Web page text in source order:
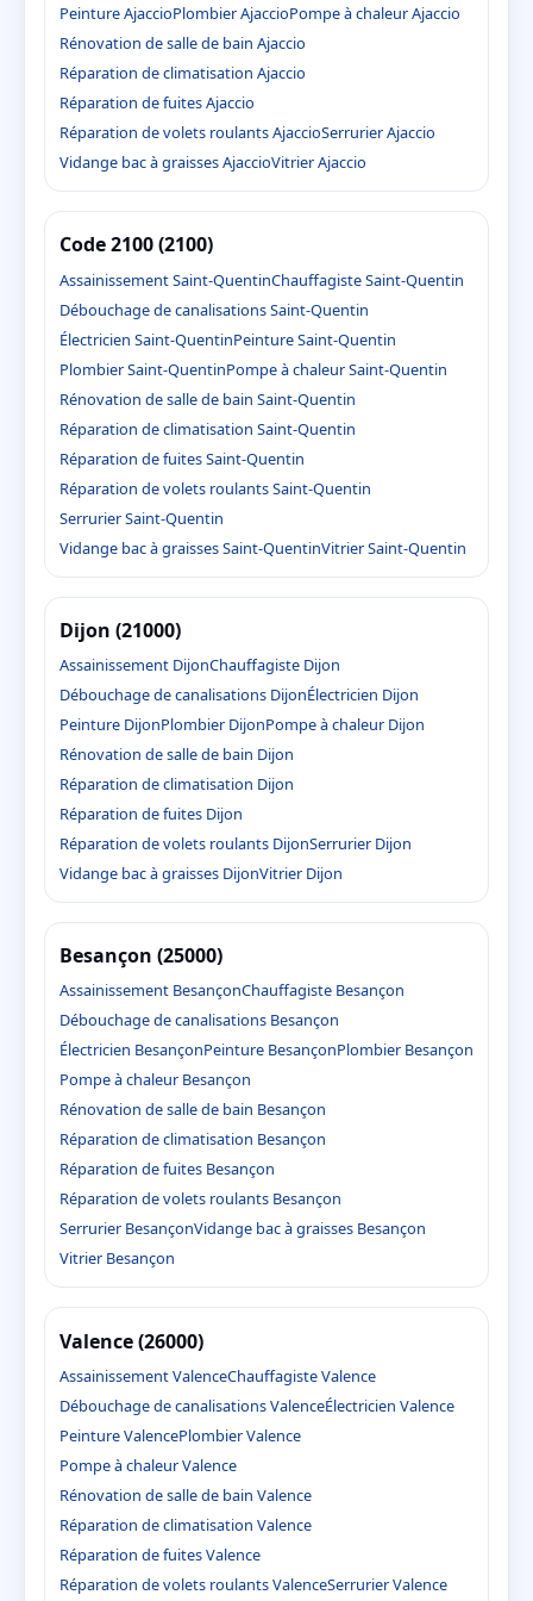
Peinture AjaccioPlombier AjaccioPompe à chaleur Ajaccio
Rénovation de salle de bain Ajaccio
Réparation de climatisation Ajaccio
Réparation de fuites Ajaccio
Réparation de volets roulants AjaccioSerrurier Ajaccio
Vidange bac à graisses AjaccioVitrier Ajaccio
Code 2100 (2100)
Assainissement Saint-QuentinChauffagiste Saint-Quentin
Débouchage de canalisations Saint-Quentin
Électricien Saint-QuentinPeinture Saint-Quentin
Plombier Saint-QuentinPompe à chaleur Saint-Quentin
Rénovation de salle de bain Saint-Quentin
Réparation de climatisation Saint-Quentin
Réparation de fuites Saint-Quentin
Réparation de volets roulants Saint-Quentin
Serrurier Saint-Quentin
Vidange bac à graisses Saint-QuentinVitrier Saint-Quentin
Dijon (21000)
Assainissement DijonChauffagiste Dijon
Débouchage de canalisations DijonÉlectricien Dijon
Peinture DijonPlombier DijonPompe à chaleur Dijon
Rénovation de salle de bain Dijon
Réparation de climatisation Dijon
Réparation de fuites Dijon
Réparation de volets roulants DijonSerrurier Dijon
Vidange bac à graisses DijonVitrier Dijon
Besançon (25000)
Assainissement BesançonChauffagiste Besançon
Débouchage de canalisations Besançon
Électricien BesançonPeinture BesançonPlombier Besançon
Pompe à chaleur Besançon
Rénovation de salle de bain Besançon
Réparation de climatisation Besançon
Réparation de fuites Besançon
Réparation de volets roulants Besançon
Serrurier BesançonVidange bac à graisses Besançon
Vitrier Besançon
Valence (26000)
Assainissement ValenceChauffagiste Valence
Débouchage de canalisations ValenceÉlectricien Valence
Peinture ValencePlombier Valence
Pompe à chaleur Valence
Rénovation de salle de bain Valence
Réparation de climatisation Valence
Réparation de fuites Valence
Réparation de volets roulants ValenceSerrurier Valence